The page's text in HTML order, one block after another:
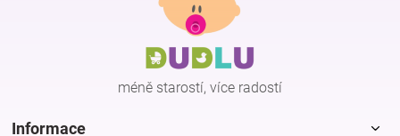
méně starostí, více radostí
Informace